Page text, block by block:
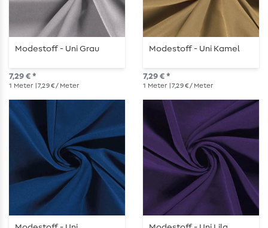
Modestoff - Uni Grau
7,29 € *
1 Meter | 7,29 € / Meter
Modestoff - Uni Kamel
7,29 € *
1 Meter | 7,29 € / Meter